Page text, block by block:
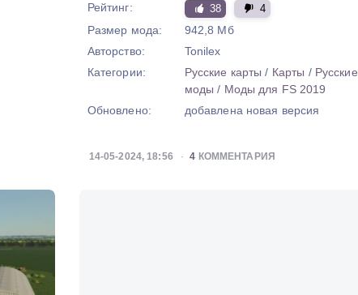
Рейтинг: 38 4
Размер мода:
942,8 Мб
Авторство:
Tonilex
Категории:
Русские карты/ Карты / Русские
моды / Моды для FS 2019
Обновлено:
добавлена новая версия
14-05-2024, 18:56 4 КОММЕНТАРИЯ